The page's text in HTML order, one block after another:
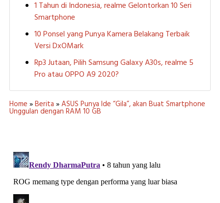
1 Tahun di Indonesia, realme Gelontorkan 10 Seri
Smartphone
10 Ponsel yang Punya Kamera Belakang Terbaik
Versi DxOMark
Rp3 Jutaan, Pilih Samsung Galaxy A30s, realme 5
Pro atau OPPO A9 2020?
Home »Berita »ASUS Punya Ide “Gila”, akan Buat Smartphone
Unggulan dengan RAM 10 GB